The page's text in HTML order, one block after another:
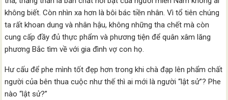
không biết. Còn nhìn xa hơn là bôi bác tiền nhân. Vì tổ tiên chúng
ta rất khoan dung và nhân hậu, không những tha chết mà còn
cung cấp đầy đủ thực phẩm và phương tiện để quân xâm lăng
phương Bắc tìm về với gia đình vợ con họ.
Hư cấu để phe mình tốt đẹp hơn trong khi chà đạp lên phẩm chất
người của bên thua cuộc như thế thì ai mới là người “lật sử”? Phe
nào “lật sử?”